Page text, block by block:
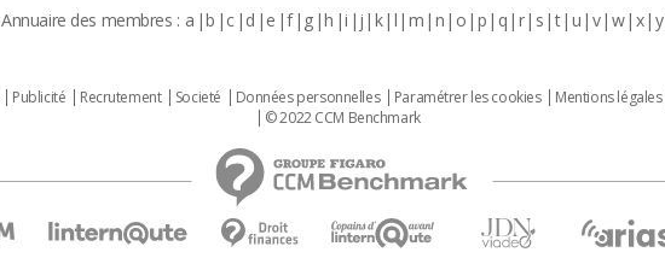
Annuaire des membres : a b c d e f g h i j k l m n o p q r s t u v w x y
Publicité Recrutement Societé Données personnelles Paramétrer les cookies Mentions légales
© 2022 CCM Benchmark